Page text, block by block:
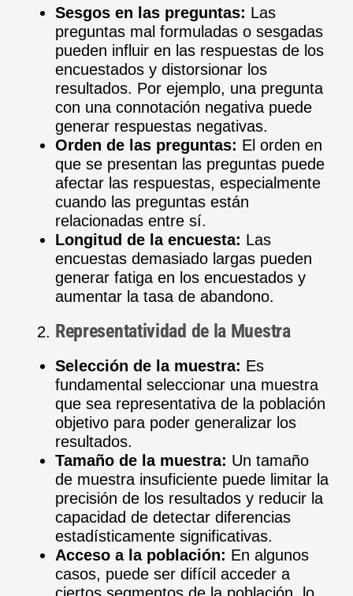
Sesgos en las preguntas: Las
preguntas mal formuladas o sesgadas
pueden influir en las respuestas de los
encuestados y distorsionar los
resultados. Por ejemplo, una pregunta
con una connotación negativa puede
generar respuestas negativas.
Orden de las preguntas: El orden en
que se presentan las preguntas puede
afectar las respuestas, especialmente
cuando las preguntas están
relacionadas entre sí.
Longitud de la encuesta: Las
encuestas demasiado largas pueden
generar fatiga en los encuestados y
aumentar la tasa de abandono.
Representatividad de la Muestra
Selección de la muestra: Es
fundamental seleccionar una muestra
que sea representativa de la población
objetivo para poder generalizar los
resultados.
Tamaño de la muestra: Un tamaño
de muestra insuficiente puede limitar la
precisión de los resultados y reducir la
capacidad de detectar diferencias
estadísticamente significativas.
Acceso a la población: En algunos
casos, puede ser difícil acceder a